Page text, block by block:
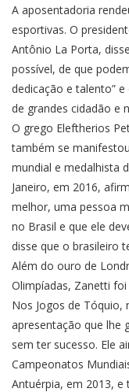
A aposentadoria
esportivas. O
Antônio La Porta,
possível, de que
dedicação e talento”
de grandes cidadão e
O grego Eleftherios
também se
mundial e medalhista
Janeiro, em 2016,
melhor, uma pessoa
no Brasil e que ele
disse que o brasileiro
Além do ouro de
Olimpíadas, Zanetti
Nos Jogos de Tóquio,
apresentação que lhe
sem ter sucesso. Ele
Campeonatos
Antuérpia, em 2013, e